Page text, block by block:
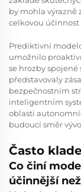
by mohla výrazně
celkovou účinnost
Prediktivní
umožnilo
se hrozby
představovaly
bezpečnostním
inteligentním
oblasti
budoucí směr
Často
Co činí
účinnější